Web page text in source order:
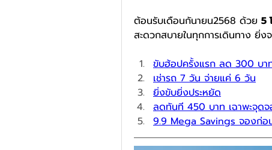
ต้อนรับเดือนกันายน2568 ด้วย 5
สะดวกสบายในทุกการเดินทาง ยิ่ง
ขับฮ้อปครั้งแรก ลด 300 บา
เช่ารถ 7 วัน จ่ายแค่ 6 วัน
ยิ่งขับยิ่งประหยัด
ลดทันที 450 บาท เฉาพะจุด
9.9 Mega Savings จองก่อ